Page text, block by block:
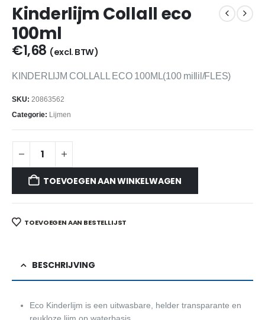
Kinderlijm Collall eco
100ml
€1,68 (excl. BTW)
KINDERLIJM COLLALL ECO 100ML(100 millil/FLES)
SKU: 20863562
Categorie: Lijmen
TOEVOEGEN AAN WINKELWAGEN
TOEVOEGEN AAN BESTELLIJST
BESCHRIJVING
Eco Kinderlijm is een uitwasbare, helder transparante en